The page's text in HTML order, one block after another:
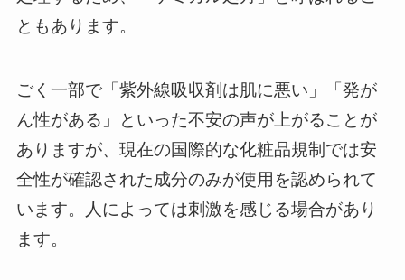
ともあります。
ごく一部で「紫外線吸収剤は肌に悪い」「発が
ん性がある」といった不安の声が上がることが
ありますが、現在の国際的な化粧品規制では安
全性が確認された成分のみが使用を認められて
います。人によっては刺激を感じる場合があり
ます。